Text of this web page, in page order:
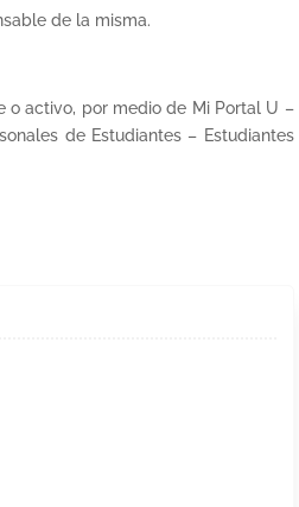
de la misma.
o activo, por medio de Mi Portal U –
de Estudiantes – Estudiantes